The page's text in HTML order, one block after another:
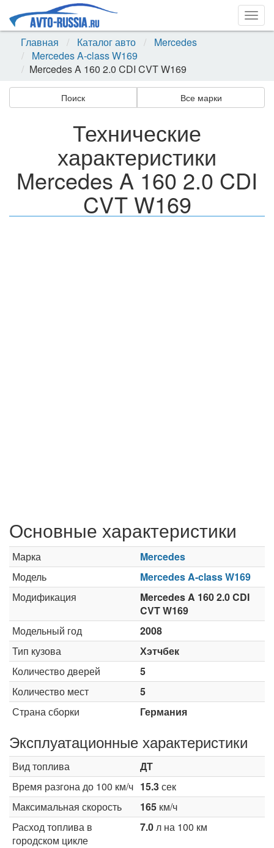
Главная
Каталог авто
Mercedes
Mercedes A-class W169
Mercedes A 160 2.0 CDI CVT W169
Поиск Все марки
Технические
характеристики
Mercedes A 160 2.0 CDI
CVT W169
Основные характеристики
Марка
Mercedes
Модель
Mercedes A-class W169
Модификация
Mercedes A 160 2.0 CDI
CVT W169
Модельный год
2008
Тип кузова
Хэтчбек
Количество дверей
5
Количество мест
5
Страна сборки
Германия
Эксплуатационные характеристики
Вид топлива
ДТ
Время разгона до 100 км/ч 15.3сек
Максимальная скорость
165 км/ч
Расход топлива в
городском цикле
7.0л на 100 км